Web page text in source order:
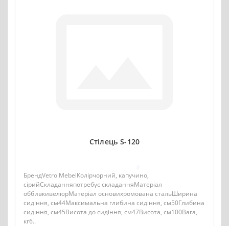
Стілець S-120
БрендVetro MebelКолірчорний, капучино,
сірийСкладанняпотребує складанняМатеріал
оббивкивелюрМатеріал основихромована стальШирина
сидіння, см44Максимальна глибина сидіння, см50Глибина
сидіння, см45Висота до сидіння, см47Висота, см100Вага,
кг6..